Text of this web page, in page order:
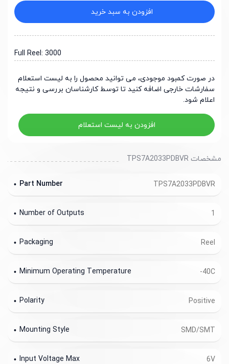
افزودن به سبد خرید
Full Reel: 3000
در صورت کمبود موجودی، می توانید محصول را به لیست استعلام
سفارشات خارجی اضافه کنید تا توسط کارشناسان بررسی و نتیجه
اعلام شود.
افزودن به لیست استعلام
مشخصات TPS7A2033PDBVR
TPS7A2033PDBVR
Part Number
1
Number of Outputs
Reel
Packaging
-40C
Minimum Operating Temperature
Positive
Polarity
SMD/SMT
Mounting Style
6V
Input Voltage Max